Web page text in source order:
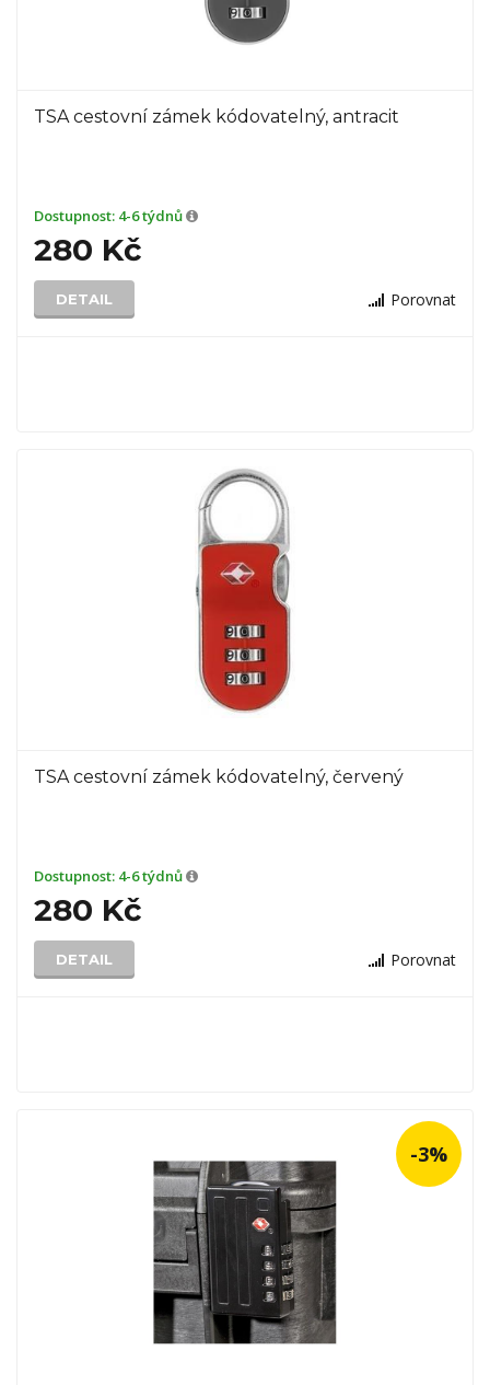
TSA cestovní zámek kódovatelný, antracit
Dostupnost: 4-6 týdnů
280 Kč
DETAIL Porovnat
TSA cestovní zámek kódovatelný, červený
Dostupnost: 4-6 týdnů
280 Kč
DETAIL Porovnat
-3%